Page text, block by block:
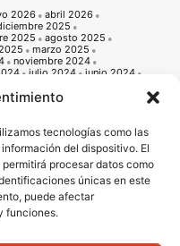
tecnologías como las
del dispositivo. El
procesar datos como
únicas en este
puede afectar
funciones.
2026
abril 2026
2025
2025
agosto 2025
marzo 2025
noviembre 2024
julio 2024
junio 2024
2023
septiembre 2023
2023
abril 2023
2022
agosto 2022
marzo 2022
noviembre 2021
julio 2021
junio 2021
2021
enero 2021
2020
septiembre 2020
2020
abril 2020
2019